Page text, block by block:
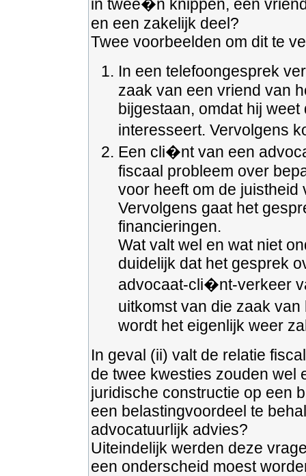
in twee�n knippen, een
en een zakelijk deel?
Twee voorbeelden om dit te
In een telefoongesprek
zaak van een vriend van
bijgestaan, omdat hij
interesseert. Vervolgens
Een cli�nt van een
fiscaal probleem over
voor heeft om de
Vervolgens gaat het
financieringen.
Wat valt wel en wat niet
duidelijk dat het gesprek
advocaat-cli�nt-verkeer
uitkomst van die zaak
wordt het eigenlijk weer
In geval (ii) valt de relatie
de twee kwesties zouden wel
juridische constructie op een
een belastingvoordeel te
advocatuurlijk advies?
Uiteindelijk werden deze
een onderscheid moest